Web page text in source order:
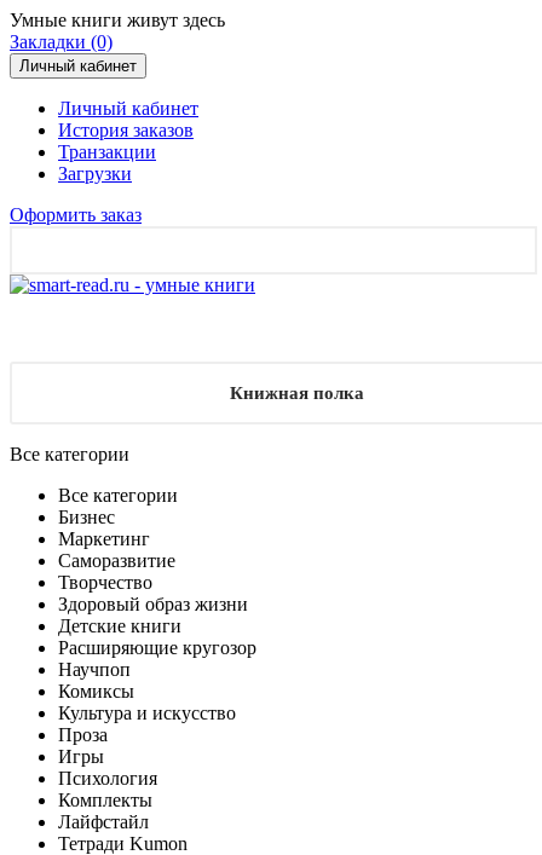
Умные книги живут здесь
Закладки (0)
Личный кабинет
Личный кабинет
История заказов
Транзакции
Загрузки
Оформить заказ
Книжная полка
Все категории
Все категории
Бизнес
Маркетинг
Саморазвитие
Творчество
Здоровый образ жизни
Детские книги
Расширяющие кругозор
Научпоп
Комиксы
Культура и искусство
Проза
Игры
Психология
Комплекты
Лайфстайл
Тетради Kumon